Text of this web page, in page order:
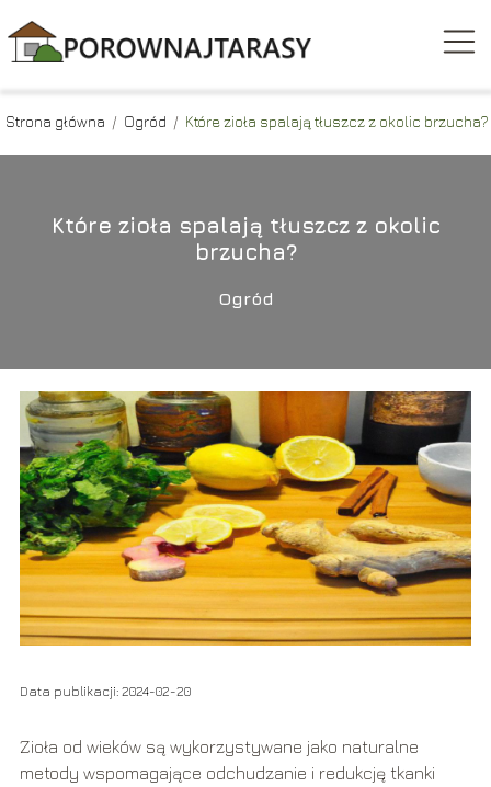
Strona główna / Ogród / Które zioła spalają tłuszcz z okolic brzucha?
Które zioła spalają tłuszcz z okolic
brzucha?
Ogród
Data publikacji: 2024-02-20
Zioła od wieków są wykorzystywane jako naturalne
metody wspomagające odchudzanie i redukcję tkanki